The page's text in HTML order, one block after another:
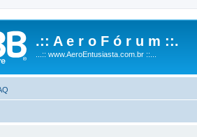
.:: A e r o F ó r u m ::.
...:: www.AeroEntusiasta.com.br ::...